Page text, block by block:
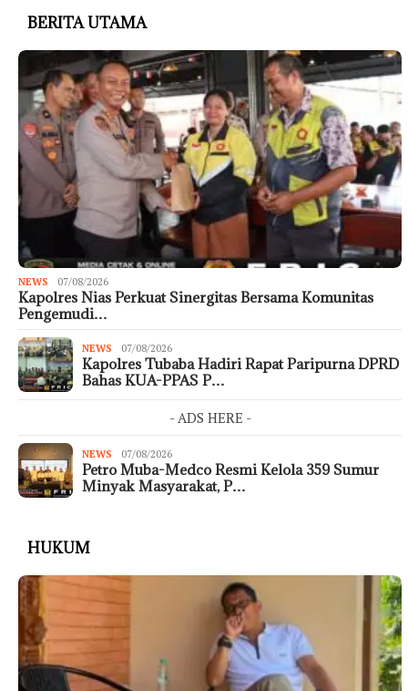
BERITA UTAMA
NEWS 07/08/2026
Kapolres Nias Perkuat Sinergitas Bersama Komunitas
Pengemudi…
NEWS 07/08/2026
Kapolres Tubaba Hadiri Rapat Paripurna DPRD
Bahas KUA-PPAS P…
- ADS HERE -
NEWS 07/08/2026
Petro Muba-Medco Resmi Kelola 359 Sumur
Minyak Masyarakat, P…
HUKUM